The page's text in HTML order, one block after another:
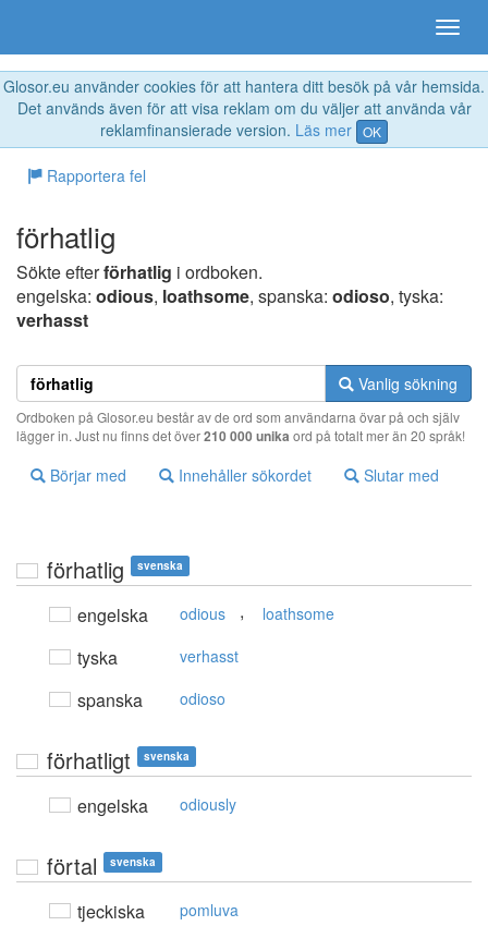
Glosor.eu använder cookies för att hantera ditt besök på vår hemsida.
Det används även för att visa reklam om du väljer att använda vår
reklamfinansierade version. Läs mer OK
Rapportera fel
förhatlig
Sökte efterförhatlig i ordboken.
engelska: odious, loathsome, spanska: odioso, tyska:
verhasst
Vanlig sökning
Ordboken på Glosor.eu består av de ord som användarna övar på och själv
lägger in. Just nu finns det över210 000 unika ord på totalt mer än 20 språk!
Börjar med Innehåller sökordet Slutar med
förhatlig svenska
engelska odious , loathsome
tyska verhasst
spanska odioso
förhatligt svenska
engelska odiously
förtal svenska
tjeckiska pomluva